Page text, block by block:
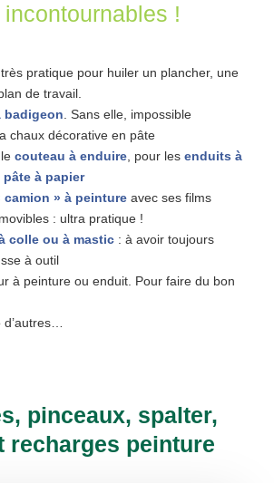
incontournables !
pratique pour huiler un plancher, une
de travail.
badigeon . Sans elle, impossible
chaux décorative en pâte
couteau à enduire, pour les enduits à
pâte à papier
camion » à peintureavec ses films
: ultra pratique !
colle ou à mastic: à avoir toujours
à outil
à peinture ou enduit. Pour faire du bon
pinceaux, spalter,
recharges peinture